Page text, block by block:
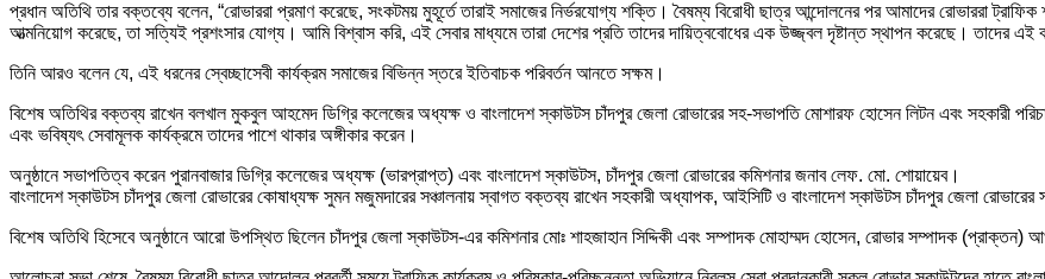
প্রধান অতিথি তার বক্তব্যে বলেন, “রোভাররা প্রমাণ করেছে, সংকটময় মুহূর্তে তারাই সমাজের নির্ভরযোগ্য শক্তি। বৈষম্য বিরোধী ছাত্র আন্দোলনের পর আমাদের রোভাররা
আত্মনিয়োগ করেছে, তা সত্যিই প্রশংসার যোগ্য। আমি বিশ্বাস করি, এই সেবার মাধ্যমে তারা দেশের প্রতি তাদের দায়িত্ববোধের এক উজ্জ্বল দৃষ্টান্ত স্থাপন করেছে। তাদের এই
তিনি আরও বলেন যে, এই ধরনের স্বেচ্ছাসেবী কার্যক্রম সমাজের বিভিন্ন স্তরে ইতিবাচক পরিবর্তন আনতে সক্ষম।
বিশেষ অতিথির বক্তব্য রাখেন বলখাল মুকবুল আহমেদ ডিগ্রি কলেজের অধ্যক্ষ ও বাংলাদেশ স্কাউটস চাঁদপুর জেলা রোভারের সহ-সভাপতি মোশারফ হোসেন লিটন এবং সহকারী
এবং ভবিষ্যৎ সেবামূলক কার্যক্রমে তাদের পাশে থাকার অঙ্গীকার করেন।
অনুষ্ঠানে সভাপতিত্ব করেন পুরানবাজার ডিগ্রি কলেজের অধ্যক্ষ (ভারপ্রাপ্ত) এবং বাংলাদেশ স্কাউটস, চাঁদপুর জেলা রোভারের কমিশনার জনাব লেফ. মো. শোয়ায়েব।
বাংলাদেশ স্কাউটস চাঁদপুর জেলা রোভারের কোষাধ্যক্ষ সুমন মজুমদারের সঞ্চালনায় স্বাগত বক্তব্য রাখেন সহকারী অধ্যাপক, আইসিটি ও বাংলাদেশ স্কাউটস চাঁদপুর জেলা
বিশেষ অতিথি হিসেবে অনুষ্ঠানে আরো উপস্থিত ছিলেন চাঁদপুর জেলা স্কাউটস-এর কমিশনার মোঃ শাহজাহান সিদ্দিকী এবং সম্পাদক মোহাম্মদ হোসেন, রোভার সম্পাদক